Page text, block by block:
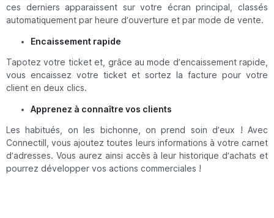
ces derniers apparaissent sur votre écran principal, classés
automatiquement par heure d’ouverture et par mode de vente.
Encaissement rapide
Tapotez votre ticket et, grâce au mode d’encaissement rapide,
vous encaissez votre ticket et sortez la facture pour votre
client en deux clics.
Apprenez à connaître vos clients
Les habitués, on les bichonne, on prend soin d’eux ! Avec
Connectill, vous ajoutez toutes leurs informations à votre carnet
d’adresses. Vous aurez ainsi accès à leur historique d’achats et
pourrez développer vos actions commerciales !